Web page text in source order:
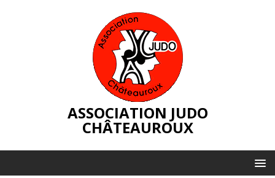
ASSOCIATION JUDO
CHÂTEAUROUX